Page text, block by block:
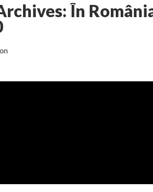
sine și urmarea lui Hristos. Calea spre
În